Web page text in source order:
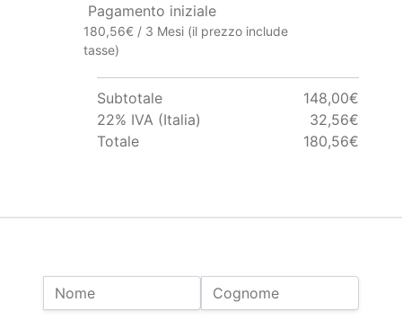
Nome:
Nome Cognome
Pagamento iniziale
180,56€ / 3 Mesi (il prezzo include
tasse)
Subtotale
148,00€
22% IVA (Italia)
32,56€
Totale
180,56€